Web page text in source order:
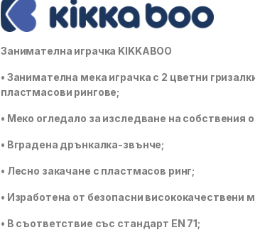
Занимателна играчка KIKKABOO
• Занимателна мека играчка с 2 цветни
пластмасови рингове;
• Меко огледало за изследване на собствения
• Вградена дрънкалка-звънче;
• Лесно закачане с пластмасов ринг;
• Изработена от безопасни висококачествени
• В съответствие със стандарт EN 71;